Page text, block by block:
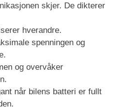
skjer. De dikterer
hverandre.
spenningen og
og overvåker
når bilens batteri er fullt